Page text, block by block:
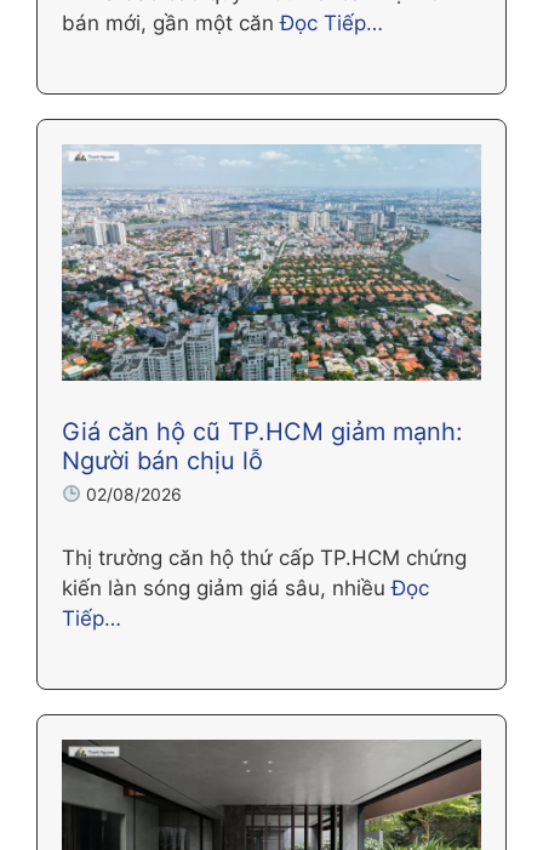
bán mới, gần một căn Đọc Tiếp…
Giá căn hộ cũ TP.HCM giảm mạnh:
Người bán chịu lỗ
02/08/2026
Thị trường căn hộ thứ cấp TP.HCM chứng
kiến làn sóng giảm giá sâu, nhiều Đọc
Tiếp…